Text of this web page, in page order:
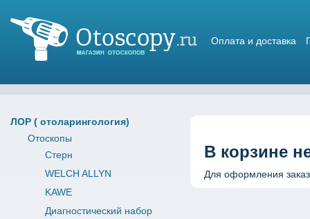
Оплата и доставка
ЛОР ( отоларингология)
Отоскопы
Стерн
WELCH ALLYN
KAWE
Диагностический набор
В корзине
Для оформления